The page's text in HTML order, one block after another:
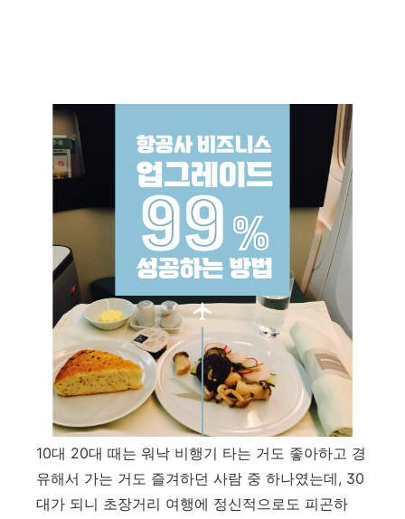
10대 20대 때는 워낙 비행기 타는 거도 좋아하고 경
유해서 가는 거도 즐겨하던 사람 중 하나였는데, 30
대가 되니 초장거리 여행에 정신적으로도 피곤하